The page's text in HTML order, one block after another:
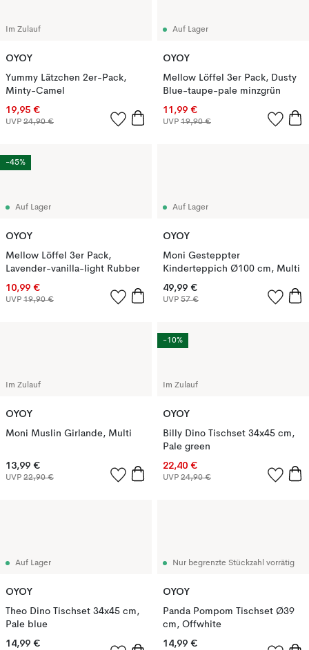
Im Zulauf
OYOY
Yummy Lätzchen 2er-Pack,
Minty-Camel
19,95 €
UVP 24,90 €
Auf Lager
OYOY
Mellow Löffel 3er Pack, Dusty
Blue-taupe-pale minzgrün
11,99 €
UVP 19,90 €
Auf Lager
OYOY
Mellow Löffel 3er Pack,
Lavender-vanilla-light Rubber
10,99 €
UVP 19,90 €
-45%
Auf Lager
OYOY
Moni Gesteppter
Kinderteppich Ø100 cm, Multi
49,99 €
UVP 57 €
Im Zulauf
OYOY
Moni Muslin Girlande, Multi
13,99 €
UVP 22,90 €
Im Zulauf
OYOY
Billy Dino Tischset 34x45 cm,
Pale green
22,40 €
UVP 24,90 €
-10%
Auf Lager
OYOY
Theo Dino Tischset 34x45 cm,
Pale blue
14,99 €
Nur begrenzte Stückzahl vorrätig
OYOY
Panda Pompom Tischset Ø39
cm, Offwhite
14,99 €